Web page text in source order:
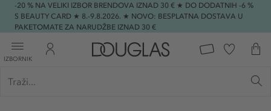
-20 % NA VELIKI IZBOR BRENDOVA IZNAD 30 € ★ DO DODATNIH -6 %
S BEAUTY CARD ★ 8.-9.8.2026. ★ NOVO: BESPLATNA DOSTAVA U
PAKETOMATE ZA NARUDŽBE IZNAD 30 €
IZBORNIK